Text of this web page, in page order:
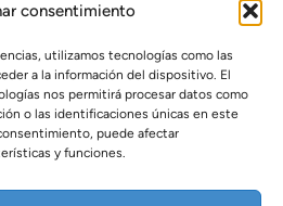
consentimiento
utilizamos tecnologías como las
a la información del dispositivo. El
nos permitirá procesar datos como
o las identificaciones únicas en este
puede afectar
y funciones.
Correcció
Abdomen
Postpart
o
Lipo
Junta de
Andalucia
NICA
23445